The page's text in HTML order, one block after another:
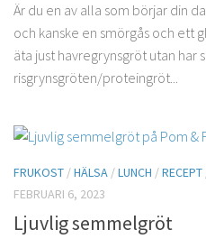
Är du en av alla som börjar din
och kanske en smörgås och ett
äta just havregrynsgröt utan har
risgrynsgröten/proteingröt...
FRUKOST /HÄLSA /LUNCH /RECEPT
FEBRUARI 6, 2023
Ljuvlig semmelgröt